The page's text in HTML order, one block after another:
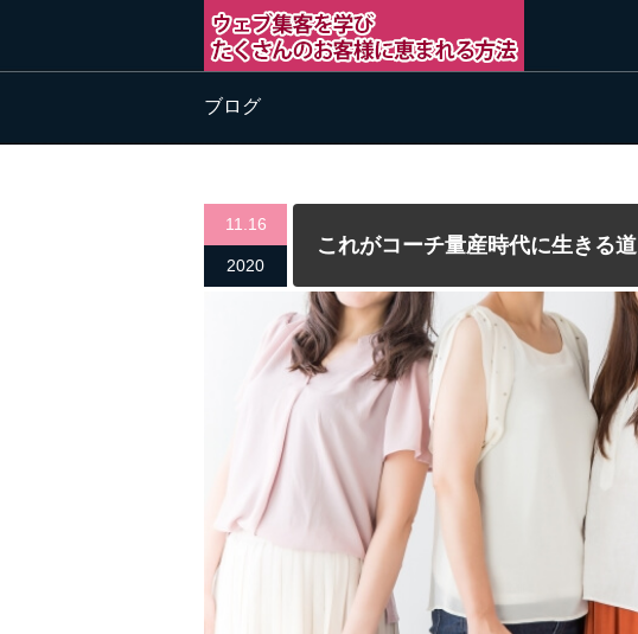
ブログ
11.16
2020
これがコーチ量産時代に生きる道